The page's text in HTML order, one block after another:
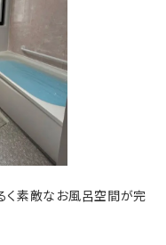
く素敵なお風呂空間が完